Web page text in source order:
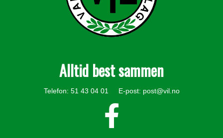
Alltid best sammen
Telefon: 51 43 04 01 E-post: post@vil.no